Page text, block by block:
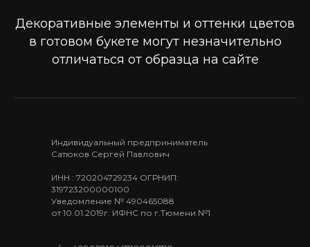
Декоративные элементы и оттенки цветов
в готовом букете могут незначительно
отличаться от образца на сайте
Индивидуальный предприниматель
Сатюков Сергей Павлович
ИНН : 720204729234 ОГРНИП:
319723200000100
Уведомление № 490465088
от 10.01.2019г. ИФНС по г.Тюмени №1